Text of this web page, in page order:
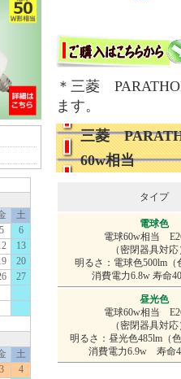
＊三菱
ます。
三菱
60w相当
タイプ
電球色
電球60w相当
（密閉器具対
明るさ：電球色500lm（
消費電力6.8w 寿命
昼光色
電球60w相当
（密閉器具対
明るさ：昼光色485lm（
消費電力6.9w 寿命